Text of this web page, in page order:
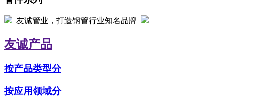
友诚管业，打造钢管行业知名品牌
友诚产品
按产品类型分
按应用领域分